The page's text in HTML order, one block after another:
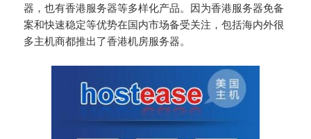
器，也有香港服务器等多样化产品。因为香港服务器免备
案和快速稳定等优势在国内市场备受关注，包括海内外很
多主机商都推出了香港机房服务器。